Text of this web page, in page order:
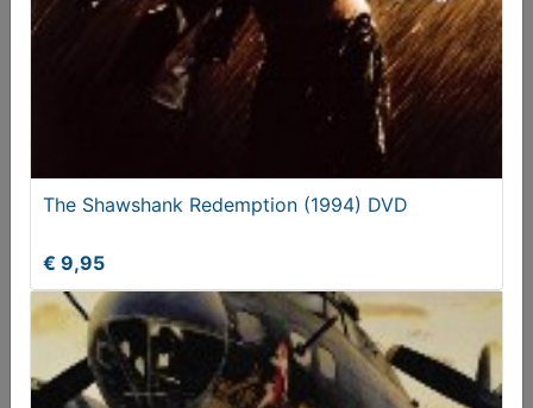
Nuremberg (2000) DVD
The Shawshank Redemption (1994) DVD
€ 9,95